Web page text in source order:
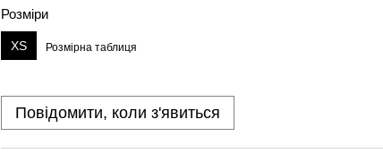
Розміри
XS Розмірна таблиця
Повідомити, коли з'явиться